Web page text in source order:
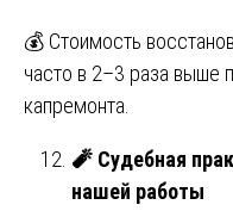
💰 Стоимость
часто в 2–3 раза выше
капремонта.
🧨 Судебная
нашей работы